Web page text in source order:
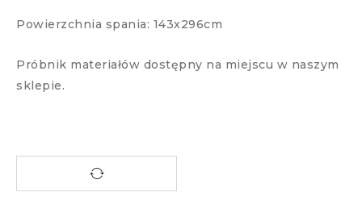
Powierzchnia spania: 143x296cm
Próbnik materiałów dostępny na miejscu w naszym
sklepie.